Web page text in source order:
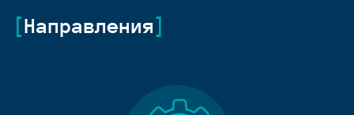
Направления